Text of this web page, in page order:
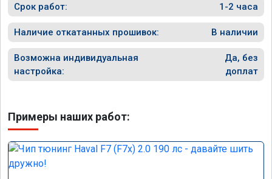
Срок работ: 1-2 часа
Наличие откатанных прошивок: В наличии
Возможна индивидуальная
настройка:
Да, без
доплат
Примеры наших работ: